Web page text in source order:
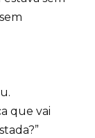
que vai